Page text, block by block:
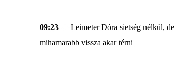
09:23 — Leimeter Dóra sietség nélkül, de
mihamarabb vissza akar térni